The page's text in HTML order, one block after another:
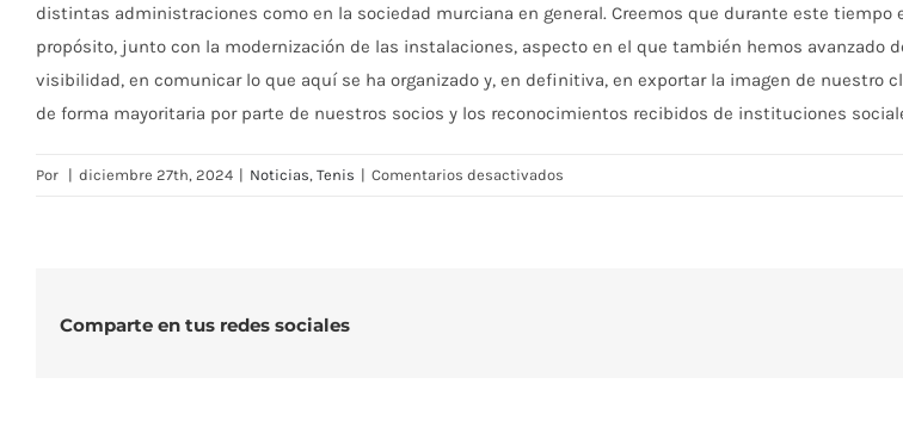
distintas administraciones como en la sociedad murciana en general. Creemos que durante este
propósito, junto con la modernización de las instalaciones, aspecto en el que también hemos avanzado
visibilidad, en comunicar lo que aquí se ha organizado y, en definitiva, en exportar la imagen de
de forma mayoritaria por parte de nuestros socios y los reconocimientos recibidos de instituciones
Por | diciembre 27th, 2024 | Noticias, Tenis | Comentarios desactivados
Comparte en tus redes sociales